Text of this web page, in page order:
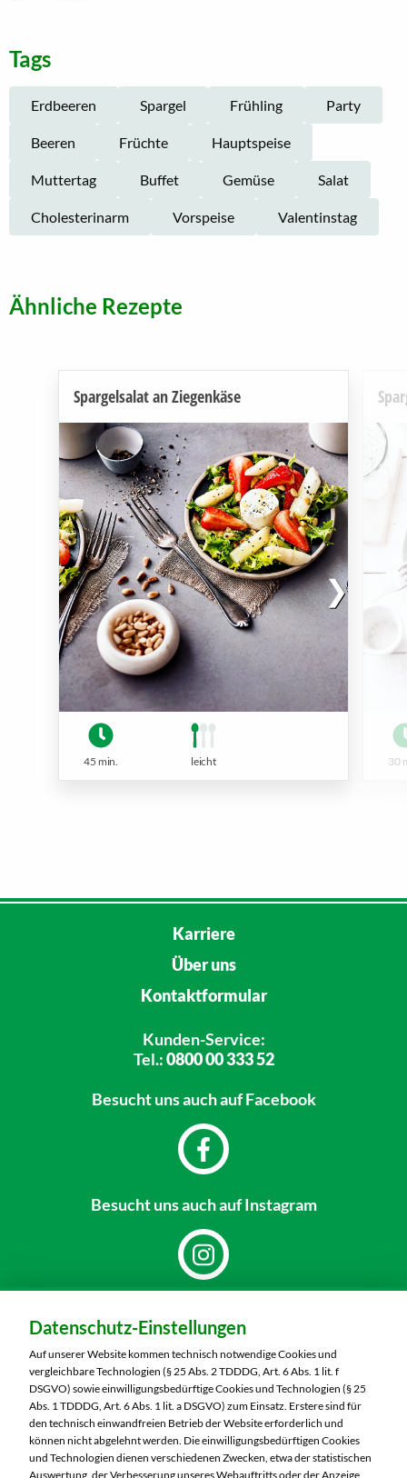
Tags
Erdbeeren Spargel Frühling Party
Beeren Früchte Hauptspeise
Muttertag Buffet Gemüse Salat
Cholesterinarm Vorspeise Valentinstag
Ähnliche Rezepte
Spargelsalat an Ziegenkäse
45 min. leicht 30
Karriere
Über uns
Kontaktformular
Kunden-Service:
Tel.:0800 00 333 52
Besucht unsauch auf Facebook
Besucht unsauch auf Instagram
MARKTKAUF Nürnberg-Mögeldorf
Laufamholzstraße 40/42
90482 Nürnberg
Telefon:0911 54340
Markt ändern
Datenschutz-Einstellungen
Auf unserer Website kommen technisch notwendige Cookies und
vergleichbare Technologien (§ 25 Abs. 2 TDDDG, Art. 6 Abs. 1 lit. f
DSGVO) sowie einwilligungsbedürftige Cookies und Technologien (§ 25
Abs. 1 TDDDG, Art. 6 Abs. 1 lit. a DSGVO) zum Einsatz. Erstere sind für
den technisch einwandfreien Betrieb der Website erforderlich und
können nicht abgelehnt werden. Die einwilligungsbedürftigen Cookies
und Technologien dienen verschiedenen Zwecken, etwa der statistischen
Auswertung, der Verbesserung unseres Webauftritts oder der Anzeige